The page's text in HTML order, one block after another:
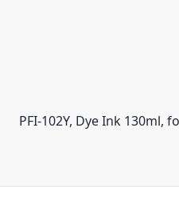
PFI-102Y, Dye Ink 130ml,